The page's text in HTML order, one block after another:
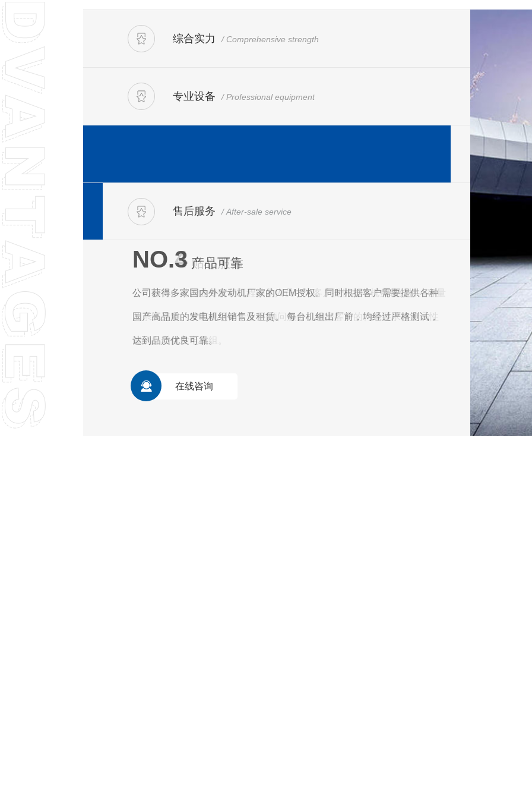
综合实力 / Comprehensive strength
专业设备 / Professional equipment
售后服务 / After-sale service
NO.4 贴心服务
公司拥有一批行业专家和工程技术人员，为客户提供发电机负载分析、容量
及系统选定、安装规划等专业 的顾问服务，根据客户的特殊要求改造高性
能的自动化发电机组。
在线咨询